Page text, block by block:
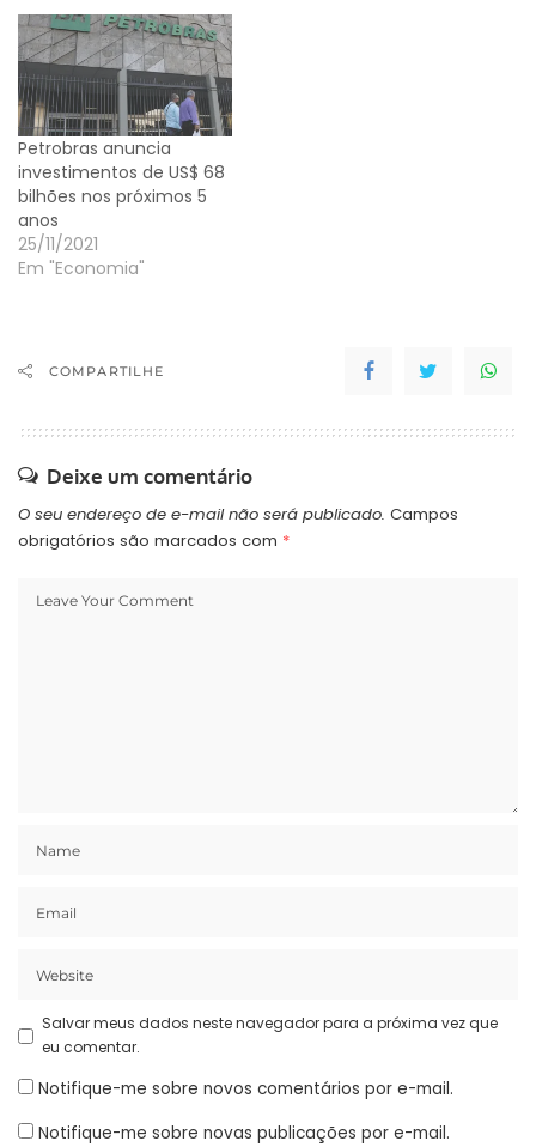
Petrobras anuncia
investimentos de US$ 68
bilhões nos próximos 5
anos
25/11/2021
Em "Economia"
COMPARTILHE
Deixe um comentário
O seu endereço de e-mail não será publicado. Campos
obrigatórios são marcados com *
Salvar meus dados neste navegador para a próxima vez que
eu comentar.
Notifique-me sobre novos comentários por e-mail.
Notifique-me sobre novas publicações por e-mail.